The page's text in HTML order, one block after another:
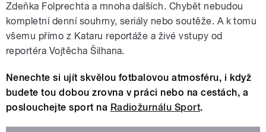
Zdeňka Folprechta a mnoha dalších. Chybět nebudou
kompletní denní souhrny, seriály nebo soutěže. A k tomu
všemu přímo z Kataru reportáže a živé vstupy od
reportéra Vojtěcha Šilhana.
Nenechte si ujít skvělou fotbalovou atmosféru, i když
budete tou dobou zrovna v práci nebo na cestách, a
poslouchejte sport na Radiožurnálu Sport.